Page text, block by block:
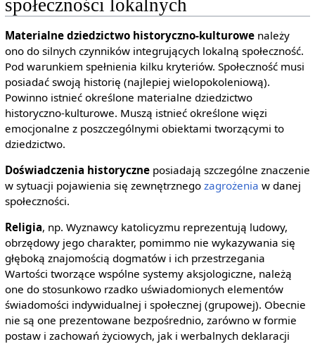
społeczności lokalnych
Materialne dziedzictwo historyczno-kulturowenależy
ono do silnych czynników integrujących lokalną społeczność.
Pod warunkiem spełnienia kilku kryteriów. Społeczność musi
posiadać swoją historię (najlepiej wielopokoleniową).
Powinno istnieć określone materialne dziedzictwo
historyczno-kulturowe. Muszą istnieć określone więzi
emocjonalne z poszczególnymi obiektami tworzącymi to
dziedzictwo.
Doświadczenia historyczneposiadają szczególne znaczenie
w sytuacji pojawienia się zewnętrznego zagrożenia w danej
społeczności.
Religia, np. Wyznawcy katolicyzmu reprezentują ludowy,
obrzędowy jego charakter, pomimmo nie wykazywania się
głęboką znajomością dogmatów i ich przestrzegania
Wartości tworzące wspólne systemy aksjologiczne, należą
one do stosunkowo rzadko uświadomionych elementów
świadomości indywidualnej i społecznej (grupowej). Obecnie
nie są one prezentowane bezpośrednio, zarówno w formie
postaw i zachowań życiowych, jak i werbalnych deklaracji